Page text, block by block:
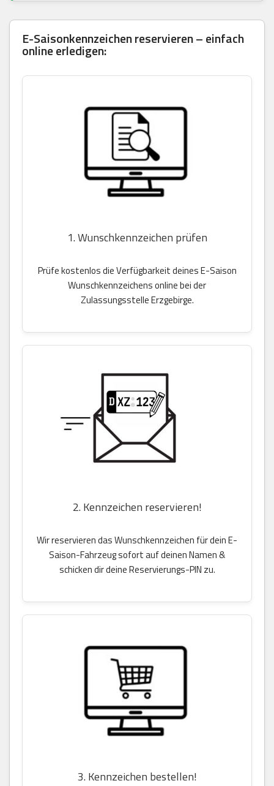
E-Saisonkennzeichen reservieren – einfach
online erledigen:
1. Wunschkennzeichen prüfen
Prüfe kostenlos die Verfügbarkeit deines E-Saison
Wunschkennzeichens online bei der
Zulassungsstelle Erzgebirge.
2. Kennzeichen reservieren!
Wir reservieren das Wunschkennzeichen für dein E-
Saison-Fahrzeug sofort auf deinen Namen &
schicken dir deine Reservierungs-PIN zu.
3. Kennzeichen bestellen!